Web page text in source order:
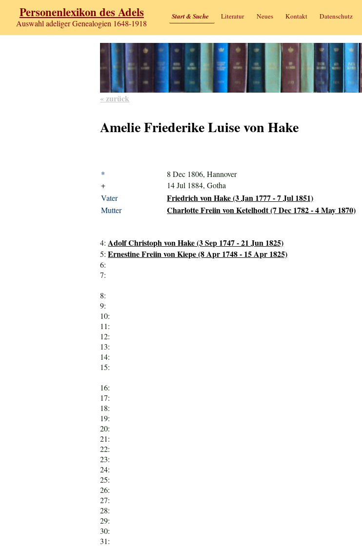
Personenlexikon des Adels
Auswahl adeliger Genealogien 1648-1918
Start & Suche Literatur Neues Kontakt Datenschutz
« zurück
Amelie Friederike Luise von Hake
*
8 Dec 1806, Hannover
+
14 Jul 1884, Gotha
Vater
Friedrich von Hake (3 Jan 1777 - 7 Jul 1851)
Mutter Charlotte Freiin von Ketelhodt (7 Dec 1782 - 4 May 1870)
4:Adolf Christoph von Hake (3 Sep 1747 - 21 Jun 1825)
5:Ernestine Freiin von Kiepe (8 Apr 1748 - 15 Apr 1825)
6:
7:
8:
9:
10:
11:
12:
13:
14:
15:
16:
17:
18:
19:
20:
21:
22:
23:
24:
25:
26:
27:
28:
29:
30:
31: